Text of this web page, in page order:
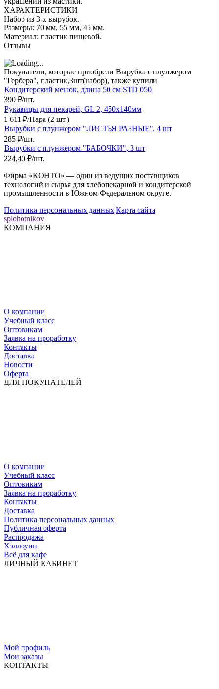
ХАРАКТЕРИСТИКИ
Набор из 3-х вырубок.
Размеры: 70 мм, 55 мм, 45 мм.
Материал: пластик пищевой.
Отзывы
Покупатели, которые приобрели Вырубка с плунжером
"Гербера", пластик,3шт(набор), также купили
Кондитерский мешок, длина 50 см STD 050
390 ₽/шт.
Рукавицы для пекарей, GL 2, 450х140мм
1 611 ₽/Пара (2 шт.)
Вырубки с плунжером "ЛИСТЬЯ РАЗНЫЕ", 4 шт
285 ₽/шт.
Вырубки с плунжером "БАБОЧКИ", 3 шт
224,40 ₽/шт.
Фирма «КОНТО» — один из ведущих поставщиков
технологий и сырья для хлебопекарной и кондитерской
промышленности в Южном Федеральном округе.
Политика персональных данных|Карта сайта
splohotnikov
КОМПАНИЯ
О компании
Учебный класс
Оптовикам
Заявка на проработку
Контакты
Доставка
Новости
Оферта
ДЛЯ ПОКУПАТЕЛЕЙ
О компании
Учебный класс
Оптовикам
Заявка на проработку
Контакты
Доставка
Политика персональных данных
Публичная оферта
Распродажа
Хэллоуин
Всё для кафе
ЛИЧНЫЙ КАБИНЕТ
Мой профиль
Мои заказы
КОНТАКТЫ